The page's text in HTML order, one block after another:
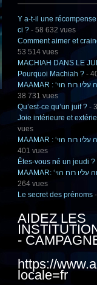
Y a-t-il une
ci ? - 58 632 vues
Comment aimer et
53 514 vues
MACHIAH DANS LE
Pourquoi Machiah ? -
38 731 vues
Qu’est-ce qu’un juif ? -
Joie intérieure et
vues
401 vues
Êtes-vous né un jeudi ?
264 vues
Le secret des prénoms
AIDEZ LES
-
https://
locale=fr